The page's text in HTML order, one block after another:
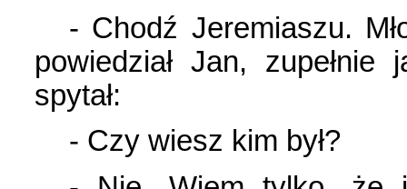
- Chodź Jeremiaszu.
powiedział Jan,
spytał:
- Czy wiesz kim był?